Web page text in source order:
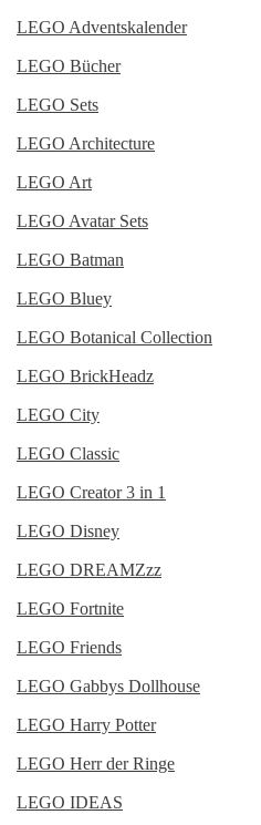
LEGO Adventskalender
LEGO Bücher
LEGO Sets
LEGO Architecture
LEGO Art
LEGO Avatar Sets
LEGO Batman
LEGO Bluey
LEGO Botanical Collection
LEGO BrickHeadz
LEGO City
LEGO Classic
LEGO Creator 3 in 1
LEGO Disney
LEGO DREAMZzz
LEGO Fortnite
LEGO Friends
LEGO Gabbys Dollhouse
LEGO Harry Potter
LEGO Herr der Ringe
LEGO IDEAS